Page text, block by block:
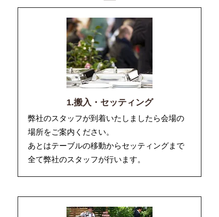
1.搬入・セッティング
弊社のスタッフが到着いたしましたら会場の
場所をご案内ください。
あとはテーブルの移動からセッティングまで
全て弊社のスタッフが行います。